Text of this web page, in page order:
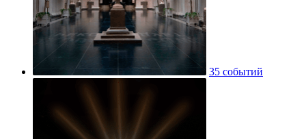
35 событий